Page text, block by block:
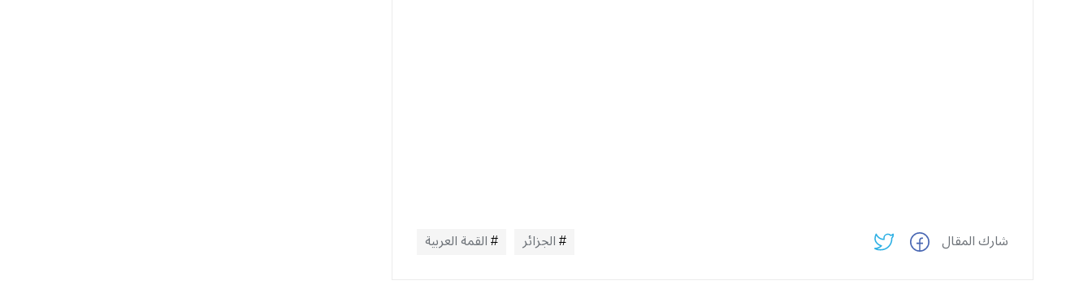
شارك المقال الجزائر القمة العربية